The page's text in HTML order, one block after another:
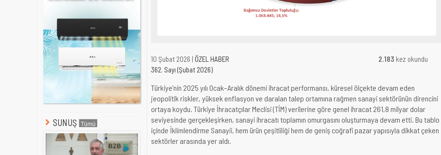
SUNUŞ
10 Şubat 2026 | ÖZEL HABER
362. Sayı (Şubat 2026)
2.183 kez okundu
Türkiye’nin 2025 yılı Ocak–Aralık dönemi ihracat performansı, küresel ölçekte devam eden
jeopolitik riskler, yüksek enflasyon ve daralan talep ortamına rağmen sanayi sektörünün direncini
ortaya koydu. Türkiye İhracatçılar Meclisi (TİM) verilerine göre genel ihracat 261,8 milyar dolar
seviyesinde gerçekleşirken, sanayi ihracatı toplamın omurgasını oluşturmaya devam etti. Bu tablo
içinde İklimlendirme Sanayii, hem ürün çeşitliliği hem de geniş coğrafi pazar yapısıyla dikkat çeken
sektörler arasında yer aldı.